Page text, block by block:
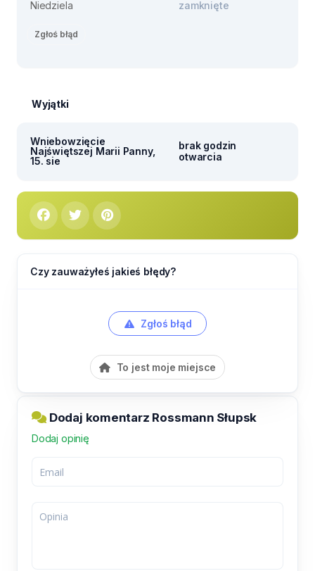
Niedziela
zamknięte
Zgłoś błąd
Wyjątki
Wniebowzięcie
Najświętszej Marii Panny,
15. sie
brak godzin
otwarcia
Czy zauważyłeś jakieś błędy?
Zgłoś błąd
To jest moje miejsce
Dodaj komentarz Rossmann Słupsk
Dodaj opinię